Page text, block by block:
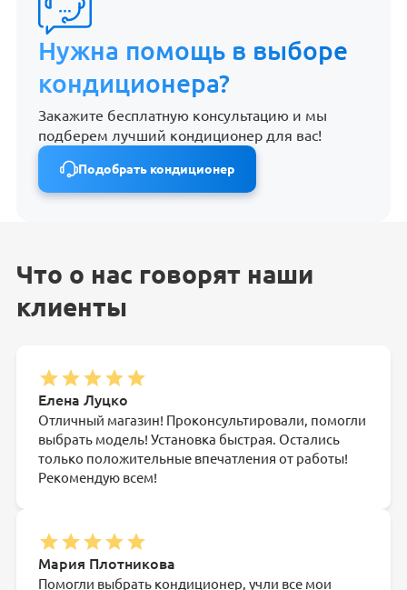
Нужна помощь в выборе
кондиционера?
Закажите бесплатную консультацию и мы
подберем лучший кондиционер для вас!
Подобрать кондиционер
Что о нас говорят наши
клиенты
Елена Луцко
Отличный магазин! Проконсультировали, помогли
выбрать модель! Установка быстрая. Остались
только положительные впечатления от работы!
Рекомендую всем!
Мария Плотникова
Помогли выбрать кондиционер, учли все мои